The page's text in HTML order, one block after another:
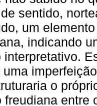
sentido,
um
indicando
interpretativo.
o
freudiana entre